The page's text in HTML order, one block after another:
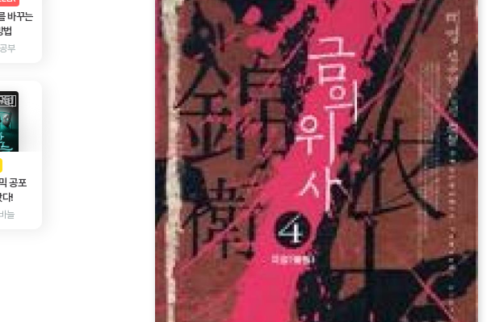
바꾸는
법
부
AD
공포
다!
늘